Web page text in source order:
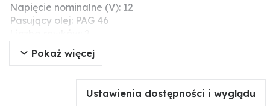
Napięcie nominalne (V): 12
Pasujący olej: PAG 46
Czynnik chłodniczy: R 134a
Ø koła pasowego (mm): 135
Pokaż więcej
Ustawienia dostępności i wyglądu